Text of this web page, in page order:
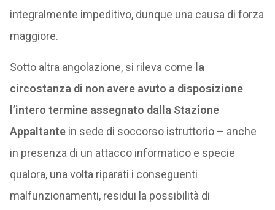
integralmente impeditivo, dunque una causa di forza
maggiore.
Sotto altra angolazione, si rileva come la
circostanza di non avere avuto a disposizione
l’intero termine assegnato dalla Stazione
Appaltantein sede di soccorso istruttorio – anche
in presenza di un attacco informatico e specie
qualora, una volta riparati i conseguenti
malfunzionamenti, residui la possibilità di